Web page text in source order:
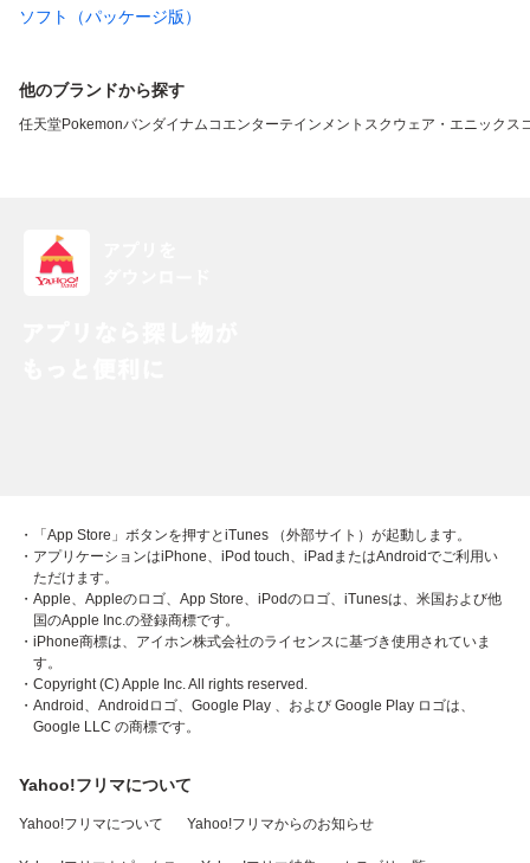
ソフト（パッケージ版）
他のブランドから探す
任天堂Pokemonバンダイナムコエンターテインメント スクウェア・エニックス
・「App Store」ボタンを押すとiTunes （外部サイト）が起動します。
・アプリケーションはiPhone、iPod touch、iPadまたはAndroidでご利用い
ただけます。
・Apple、Appleのロゴ、App Store、iPodのロゴ、iTunesは、米国および他
国のApple Inc.の登録商標です。
・iPhone商標は、アイホン株式会社のライセンスに基づき使用されていま
す。
・Copyright (C) Apple Inc. All rights reserved.
・Android、Androidロゴ、Google Play 、および Google Play ロゴは、
Google LLC の商標です。
Yahoo!フリマについて
Yahoo!フリマについて Yahoo!フリマからのお知らせ